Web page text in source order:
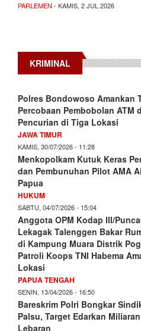
PARLEMEN - KAMIS, 2 JUL 2026
KRIMINAL
Polres Bondowoso Amankan
Percobaan Pembobolan ATM
Pencurian di Tiga Lokasi
JAWA TIMUR
KAMIS, 30/07/2026 - 11:28
Menkopolkam Kutuk Keras
dan Pembunuhan Pilot AMA
Papua
HUKUM
SABTU, 04/07/2026 - 15:04
Anggota OPM Kodap III/
Lekagak Talenggen Bakar
di Kampung Muara Distrik
Patroli Koops TNI Habema
Lokasi
PAPUA TENGAH
SENIN, 13/04/2026 - 16:50
Bareskrim Polri Bongkar
Palsu, Target Edarkan
Lebaran